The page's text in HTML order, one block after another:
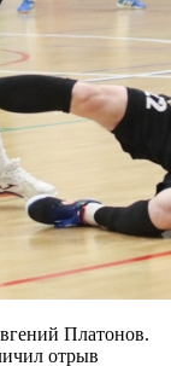
Платонов.
отрыв